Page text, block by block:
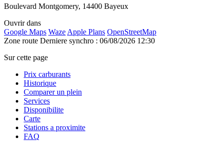
Boulevard Montgomery, 14400 Bayeux
Ouvrir dans
Google Maps Waze Apple Plans OpenStreetMap
Zone route Derniere synchro : 06/08/2026 12:30
Sur cette page
Prix carburants
Historique
Comparer un plein
Services
Disponibilite
Carte
Stations a proximite
FAQ